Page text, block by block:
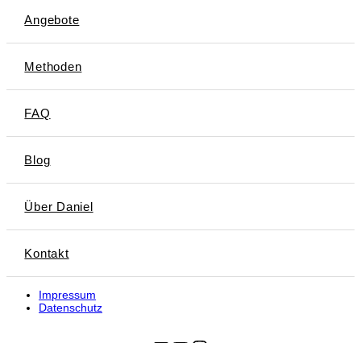
Angebote
Methoden
FAQ
Blog
Über Daniel
Kontakt
Impressum
Datenschutz